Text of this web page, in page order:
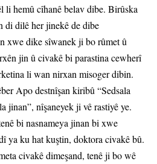
li hemû cîhanê belav dibe. Birûska
di dilê her jinekê de dibe
xwe dike sîwanek ji bo rûmet û
jin û civakê bi parastina cewherî
li wan nirxan misoger dibin.
Apo destnîşan kiribû “Sedsala
jinan”, nîşaneyek ji vê rastiyê ye.
bi nasnameya jinan bi xwe
ya ku hat kuştin, doktora civakê bû.
civakê dimeşand, tenê ji bo wê